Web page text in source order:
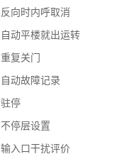
反向时内呼取消
自动平楼就出运转
重复关门
自动故障记录
驻停
不停层设置
输入口干扰评价